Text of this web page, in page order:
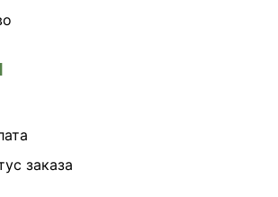
заказа